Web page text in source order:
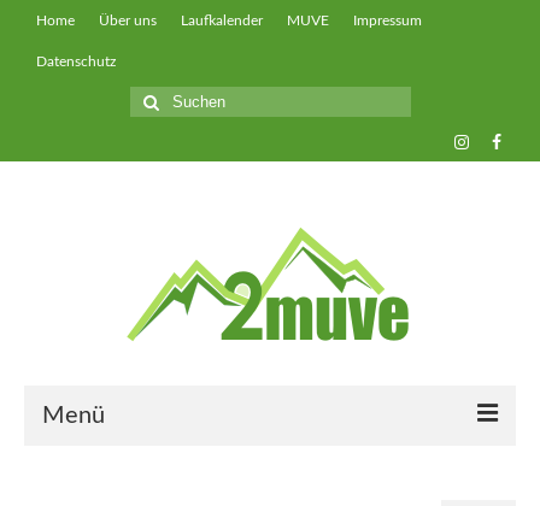
Home Über uns Laufkalender MUVE Impressum
Datenschutz
Suche
nach:
Menü